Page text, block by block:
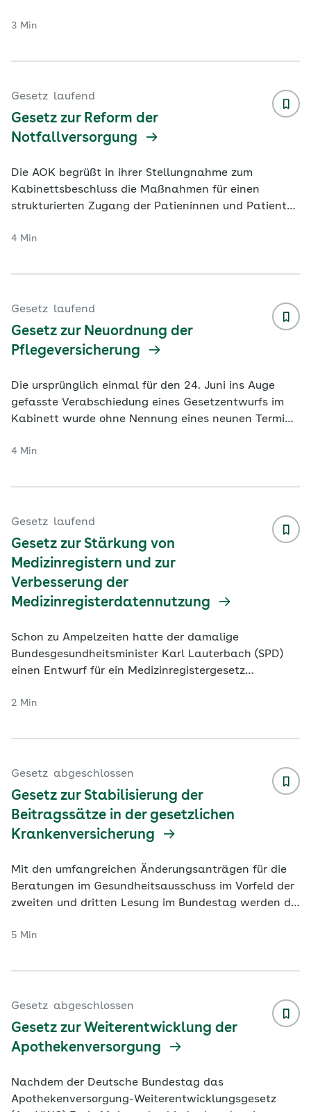
3 Min
Gesetz laufend
Gesetz zur Reform der
Notfallversorgung
Die AOK begrüßt in ihrer Stellungnahme zum
Kabinettsbeschluss die Maßnahmen für einen
strukturierten Zugang der Patieninnen und Patienten
4 Min
Gesetz laufend
Gesetz zur Neuordnung der
Pflegeversicherung
Die ursprünglich einmal für den 24. Juni ins Auge
gefasste Verabschiedung eines Gesetzentwurfs im
Kabinett wurde ohne Nennung eines neunen Termins
4 Min
Gesetz laufend
Gesetz zur Stärkung von
Medizinregistern und zur
Verbesserung der
Medizinregisterdatennutzung
Schon zu Ampelzeiten hatte der damalige
Bundesgesundheitsminister Karl Lauterbach (SPD)
einen Entwurf für ein Medizinregistergesetz
2 Min
Gesetz abgeschlossen
Gesetz zur Stabilisierung der
Beitragssätze in der gesetzlichen
Krankenversicherung
Mit den umfangreichen Änderungsanträgen für die
Beratungen im Gesundheitsausschuss im Vorfeld der
zweiten und dritten Lesung im Bundestag werden die
5 Min
Gesetz abgeschlossen
Gesetz zur Weiterentwicklung der
Apothekenversorgung
Nachdem der Deutsche Bundestag das
Apothekenversorgung-Weiterentwicklungsgesetz